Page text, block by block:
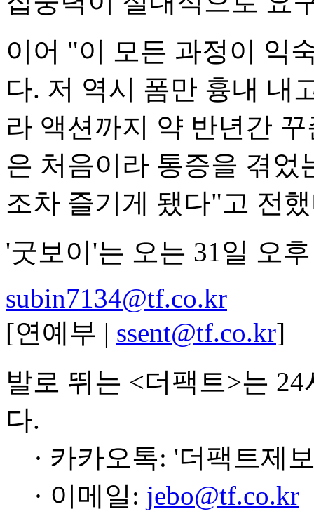
이어 "이 모든 과정이 익
다. 저 역시 폼만 흉내 내
라 액션까지 약 반년간
은 처음이라 통증을 겪었
조차 즐기게 됐다"고 전
'굿보이'는 오는 31일 오
subin7134@tf.co.kr
[연예부 | ssent@tf.co.kr]
발로 뛰는 <더팩트>는
다.
· 카카오톡: '더팩트제
· 이메일: jebo@tf.co.kr